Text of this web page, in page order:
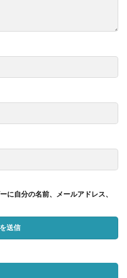
に自分の名前、メールアドレス、